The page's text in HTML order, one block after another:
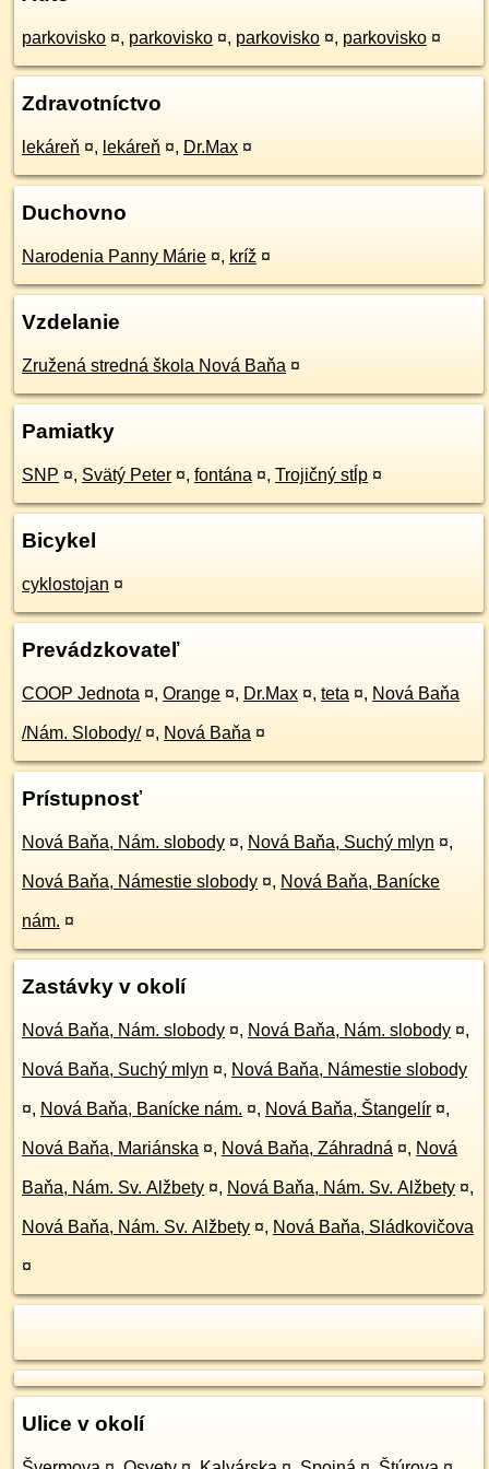
parkovisko ¤, parkovisko ¤, parkovisko ¤, parkovisko ¤
Zdravotníctvo
lekáreň ¤, lekáreň ¤, Dr.Max ¤
Duchovno
Narodenia Panny Márie ¤, kríž ¤
Vzdelanie
Zružená stredná škola Nová Baňa ¤
Pamiatky
SNP ¤, Svätý Peter ¤, fontána ¤, Trojičný stĺp ¤
Bicykel
cyklostojan ¤
Prevádzkovateľ
COOP Jednota ¤, Orange ¤, Dr.Max ¤, teta ¤, Nová Baňa
/Nám. Slobody/ ¤, Nová Baňa ¤
Prístupnosť
Nová Baňa, Nám. slobody ¤, Nová Baňa, Suchý mlyn ¤,
Nová Baňa, Námestie slobody ¤, Nová Baňa, Banícke
nám. ¤
Zastávky v okolí
Nová Baňa, Nám. slobody ¤, Nová Baňa, Nám. slobody ¤,
Nová Baňa, Suchý mlyn ¤, Nová Baňa, Námestie slobody
¤, Nová Baňa, Banícke nám. ¤, Nová Baňa, Štangelír ¤,
Nová Baňa, Mariánska ¤, Nová Baňa, Záhradná ¤, Nová
Baňa, Nám. Sv. Alžbety ¤, Nová Baňa, Nám. Sv. Alžbety ¤,
Nová Baňa, Nám. Sv. Alžbety ¤, Nová Baňa, Sládkovičova
¤
Ulice v okolí